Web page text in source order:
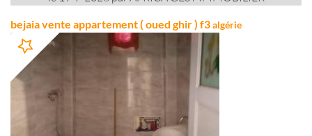
bejaia vente appartement ( oued ghir ) f3algérie